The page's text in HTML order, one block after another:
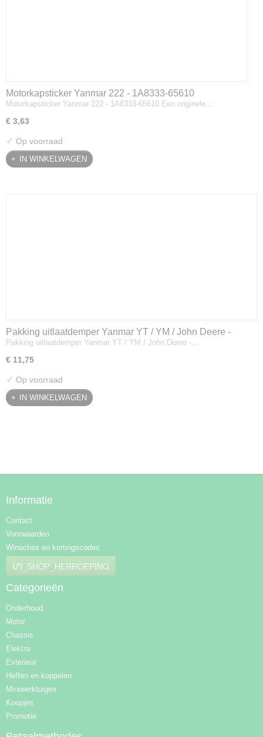
Motorkapsticker Yanmar 222 - 1A8333-65610
Motorkapsticker Yanmar 222 - 1A8333-65610 Een originele…
€ 3,63
✓ Op voorraad
IN WINKELWAGEN
Pakking uitlaatdemper Yanmar YT / YM / John Deere -
128300-13230
Pakking uitlaatdemper Yanmar YT / YM / John Deere -…
€ 11,75
✓ Op voorraad
IN WINKELWAGEN
Informatie
Contact
Voorwaarden
Winacties en kortingscodes
IZI_SHOP_HERROEPING
Categorieën
Onderhoud
Motor
Chassis
Elektra
Exterieur
Heffen en koppelen
Miniwerktuigen
Koopjes
Promotie